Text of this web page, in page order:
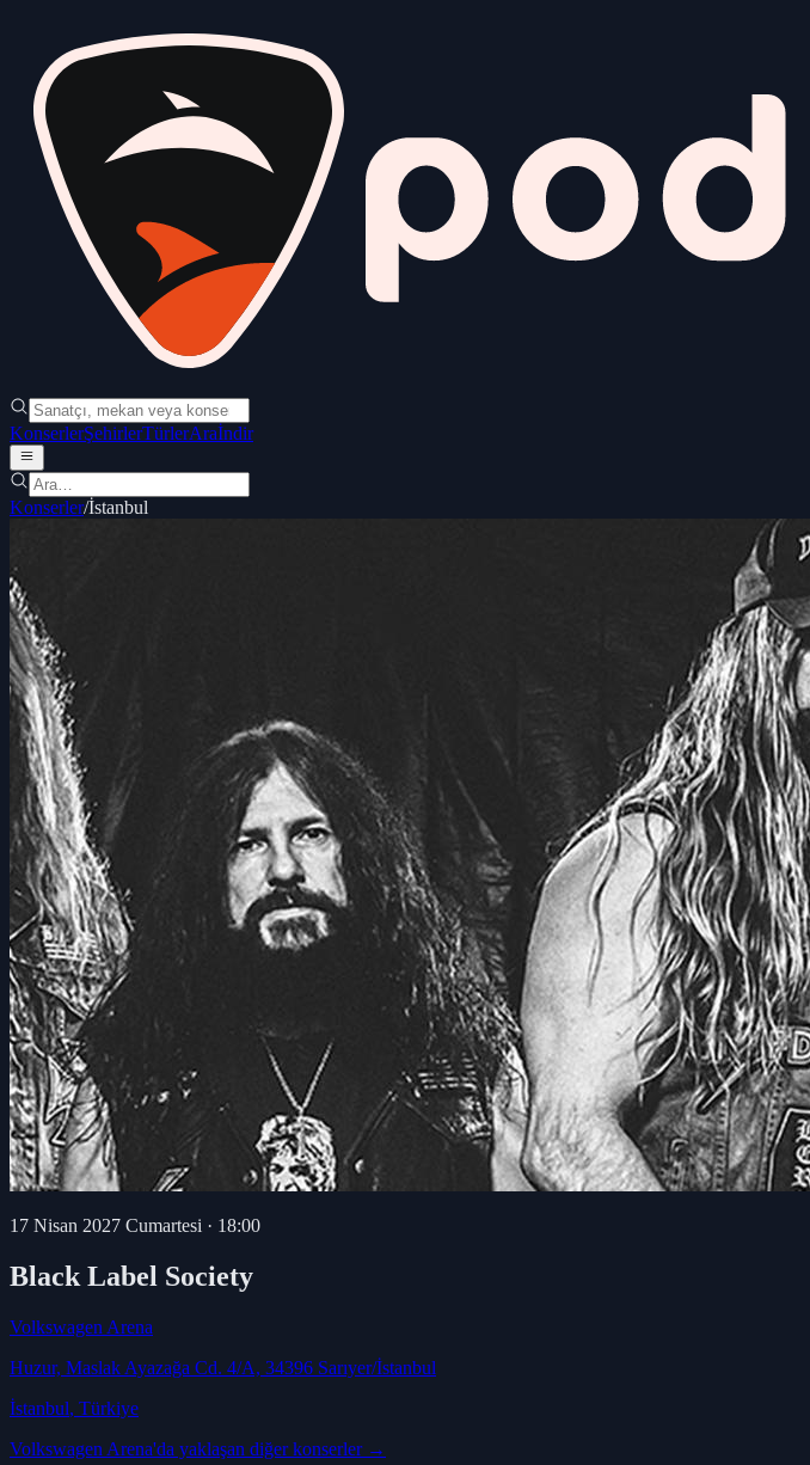
KonserlerŞehirlerTürlerAraİndir
Konserler/İstanbul
17 Nisan 2027 Cumartesi · 18:00
Black Label Society
Volkswagen Arena
Huzur, Maslak Ayazağa Cd. 4/A, 34396 Sarıyer/İstanbul
İstanbul, Türkiye
Volkswagen Arena'da yaklaşan diğer konserler →